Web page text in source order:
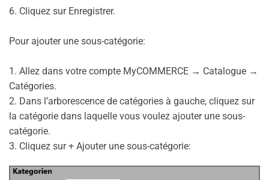
6. Cliquez sur Enregistrer.
Pour ajouter une sous-catégorie:
1. Allez dans votre compte MyCOMMERCE → Catalogue →
Catégories.
2. Dans l’arborescence de catégories à gauche, cliquez sur
la catégorie dans laquelle vous voulez ajouter une sous-
catégorie.
3. Cliquez sur + Ajouter une sous-catégorie: